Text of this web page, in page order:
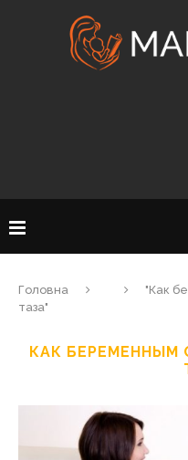
Головна
"Как
таза"
КАК БЕРЕМЕННЫМ